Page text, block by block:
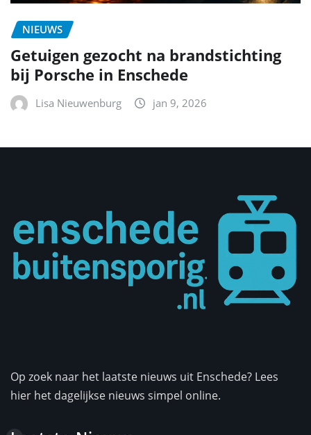
NIEUWS
Getuigen gezocht na brandstichting
bij Porsche in Enschede
Lisa Nieuwenburg jan 9, 2026
Op zoek naar het laatste nieuws uit Enschede? Lees
hier het dagelijkse nieuws simpel online.